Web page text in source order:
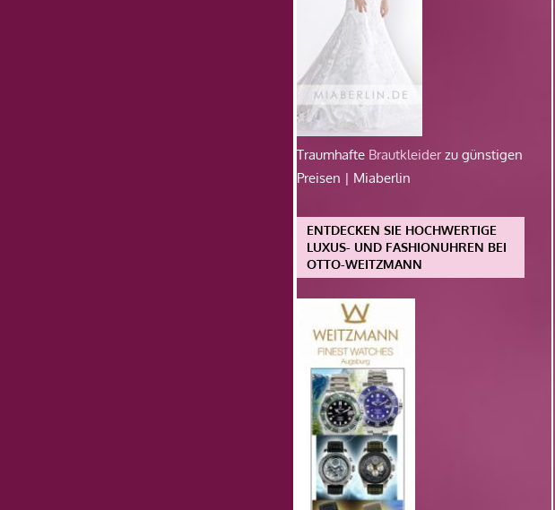
Traumhafte Brautkleiderzu günstigen
Preisen | Miaberlin
ENTDECKEN SIE HOCHWERTIGE
LUXUS- UND FASHIONUHREN BEI
OTTO-WEITZMANN